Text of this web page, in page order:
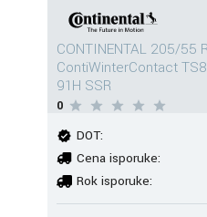
CONTINENTAL 205/55
ContiWinterContact
91H SSR
0
DOT:
Cena isporuke:
Rok isporuke: